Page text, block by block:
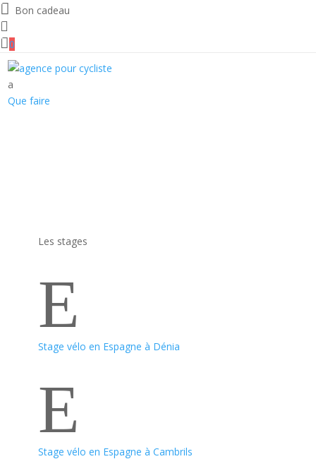
 Bon cadeau

0
a
Que faire
Les stages
E
Stage vélo en Espagne à Dénia
E
Stage vélo en Espagne à Cambrils